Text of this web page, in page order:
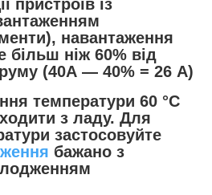
пристроїв із
навантаження
більш ніж 60% від
(40А — 40% = 26 А)
температури 60 °C
з ладу. Для
застосовуйте
бажано з